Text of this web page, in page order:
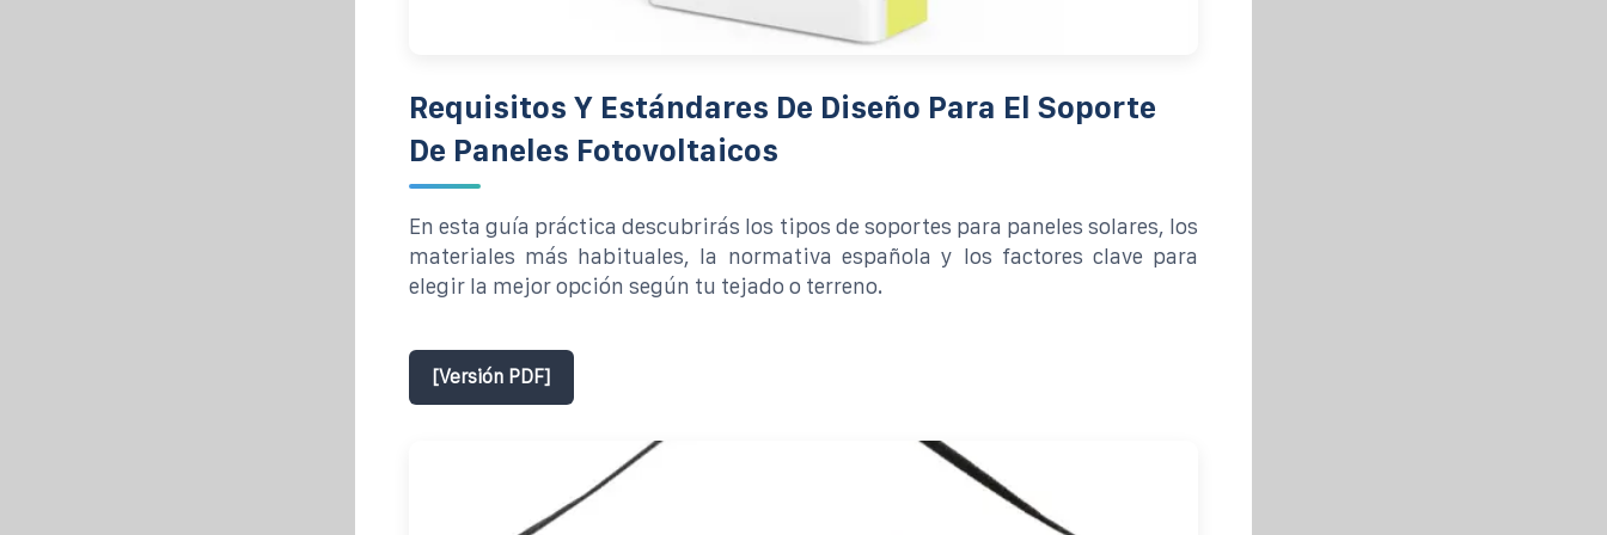
Requisitos Y Estándares De Diseño Para El Soporte
De Paneles Fotovoltaicos
En esta guía práctica descubrirás los tipos de soportes para paneles solares, los
materiales más habituales, la normativa española y los factores clave para
elegir la mejor opción según tu tejado o terreno.
[Versión PDF]